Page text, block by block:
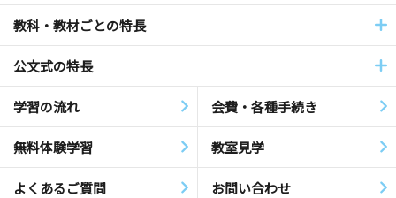
教科・教材ごとの特長
公文式の特長
学習の流れ 会費・各種手続き
無料体験学習 教室見学
よくあるご質問 お問い合わせ